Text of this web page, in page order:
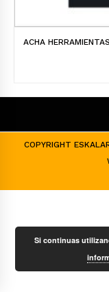
ACHA
COPYRIGHT
Si continuas